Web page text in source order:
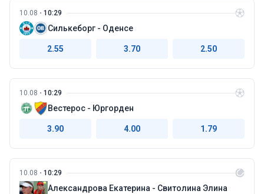
10.08 10:29
Силькеборг - Оденсе
2.55 3.70 2.50
10.08 10:29
Вестерос - Юргорден
3.90 4.00 1.79
10.08 10:29
Александрова Екатерина - Свитолина Элина